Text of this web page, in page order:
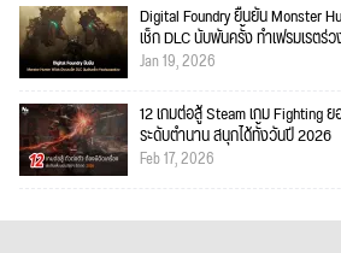
Digital Foundry ยืนยัน Monster
เช็ก DLC นับพันครั้ง ทำเฟรมเรต
Jan 19, 2026
12 เกมต่อสู้ Steam เกม Fighting
ระดับตำนาน สนุกได้ทั้งวันปี 2026
Feb 17, 2026